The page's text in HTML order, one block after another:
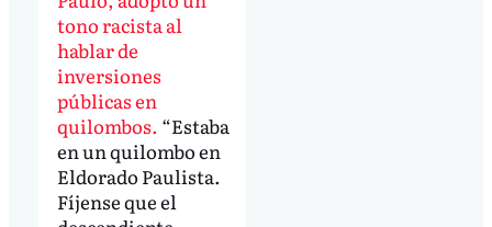
tono racista al
hablar de
inversiones
públicas en
quilombos. “Estaba
en un quilombo en
Eldorado Paulista.
Fíjense que el